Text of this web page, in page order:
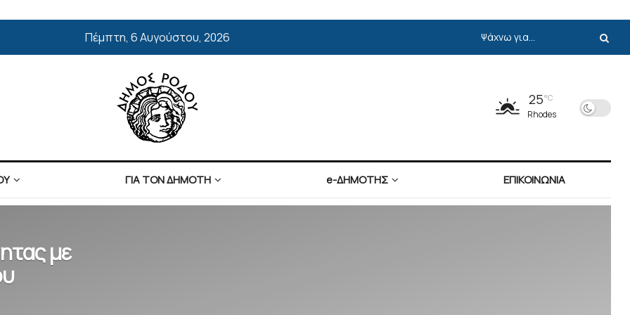
Πέμπτη, 6 Αυγούστου, 2026
25°C
Rhodes
ΓΙΑ ΤΟΝ ΔΗΜΟΤΗ e-ΔΗΜΟΤΗΣ ΕΠΙΚΟΙΝΩΝΙΑ
με